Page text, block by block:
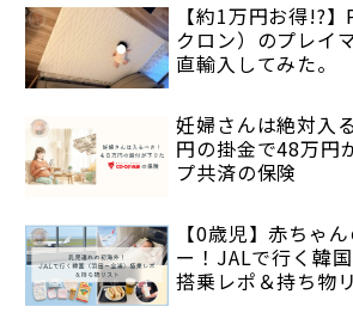
【約1万円お得!?
クロン）のプレイ
直輸入してみた。
妊婦さんは絶対入
円の掛金で48万円
プ共済の保険
【0歳児】赤ちゃ
ー！JALで行く韓国
搭乗レポ＆持ち物